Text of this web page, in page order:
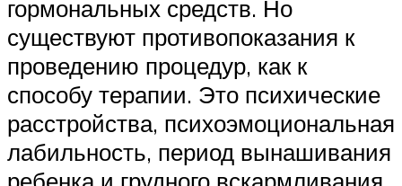
гормональных средств. Но
существуют противопоказания к
проведению процедур, как к
способу терапии. Это психические
расстройства, психоэмоциональная
лабильность, период вынашивания
ребенка и грудного вскармливания,